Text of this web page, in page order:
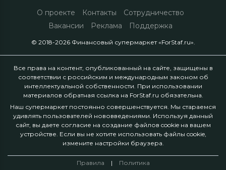
О проекте Контакты
Сотрудничество
Вакансии
Реклама Поддержка
© 2018-2026 Финансовый супермаркет «ForStaf.ru».
Все права на контент, опубликованный на сайте, защищены в
соответствии с российским и международным законом об
интеллектуальной собственности. При использовании
материалов обратная ссылка на ForStaf.ru обязательна.
Наш супермаркет постоянно совершенствуется. Мы стараемся
удивлять пользователей нововведениями. Используя данный
сайт, вы даете согласие на создание файлов cookie на вашем
устройстве. Если вы не хотите использовать файлы cookie,
измените настройки браузера.
Правила | Политика